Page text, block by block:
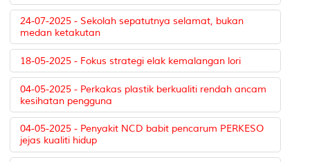
24-07-2025 - Sekolah sepatutnya selamat, bukan
medan ketakutan
18-05-2025 - Fokus strategi elak kemalangan lori
04-05-2025 - Perkakas plastik berkualiti rendah ancam
kesihatan pengguna
04-05-2025 - Penyakit NCD babit pencarum PERKESO
jejas kualiti hidup